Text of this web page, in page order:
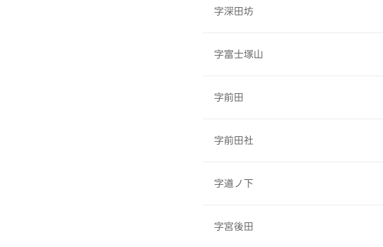
字深田坊
字富士塚山
字前田
字前田社
字道ノ下
字宮後田